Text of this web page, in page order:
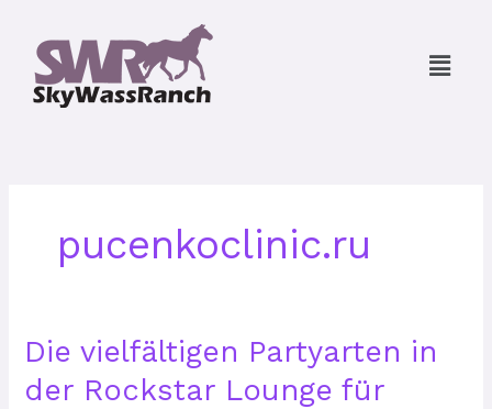
content
Menu
pucenkoclinic.ru
Die vielfältigen Partyarten in
der Rockstar Lounge für
Die
vielfältigen
Partyarten